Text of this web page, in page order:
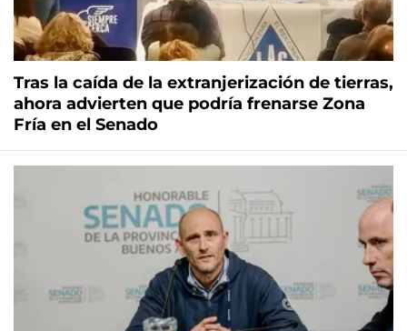
Tras la caída de la extranjerización de tierras,
ahora advierten que podría frenarse Zona
Fría en el Senado